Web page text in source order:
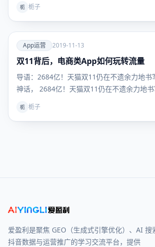
栀 栀子
爱
App运
App运营 2019-11-13
双11背后，电商类App如何玩转流量
导语：2684亿！天猫双11仍在不遗余力地书
神话， 2684亿！天猫双11仍在不遗余力地
栀 栀子
爱盈利是聚焦 GEO（生成式引擎优化）、AI 搜
抖音数据与运营推广的学习交流平台，提供